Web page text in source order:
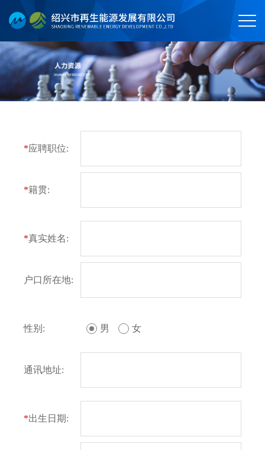
*应聘职位:
*籍贯:
*真实姓名:
户口所在地:
性别: 男 女
通讯地址:
*出生日期: